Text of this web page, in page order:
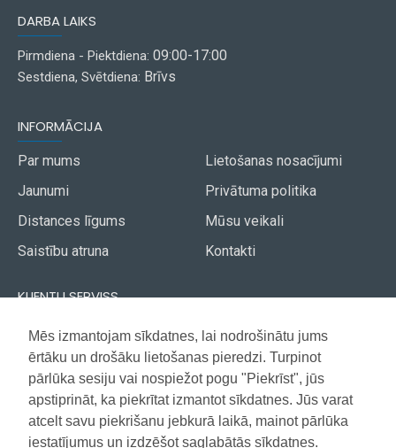
Mēs izmantojam sīkdatnes, lai nodrošinātu jums
ērtāku un drošāku lietošanas pieredzi. Turpinot
pārlūka sesiju vai nospiežot pogu "Piekrīst", jūs
apstiprināt, ka piekrītat izmantot sīkdatnes. Jūs varat
atcelt savu piekrišanu jebkurā laikā, mainot pārlūka
iestatījumus un izdzēšot saglabātās sīkdatnes.
DARBA LAIKS
Pirmdiena - Piektdiena: 09:00-17:00
Sestdiena, Svētdiena: Brīvs
INFORMĀCIJA
Par mums
Jaunumi
Distances līgums
Saistību atruna
Lietošanas nosacījumi
Privātuma politika
Mūsu veikali
Kontakti
KLIENTU SERVISS
Piegāde
Apmaksa
Garantija
Akcijas avīze
Vietnes karte